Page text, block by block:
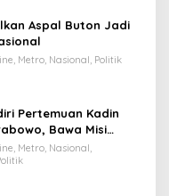
Aspal Buton Jadi
Metro, Nasional, Politik
Pertemuan Kadin
Bawa Misi
Metro, Nasional,